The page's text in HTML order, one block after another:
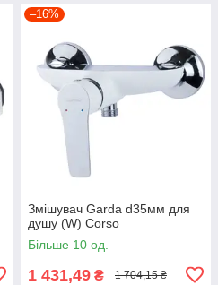
–16%
Змішувач Garda d35мм для
душу (W) Corso
Більше 10 од.
1 431,49 ₴ 1 704,15 ₴